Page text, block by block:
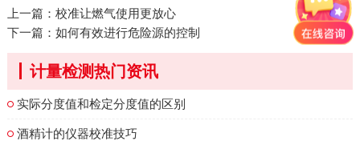
上一篇： 校准让燃气使用更放心
下一篇： 如何有效进行危险源的控制
计量检测热门资讯
实际分度值和检定分度值的区别
酒精计的仪器校准技巧